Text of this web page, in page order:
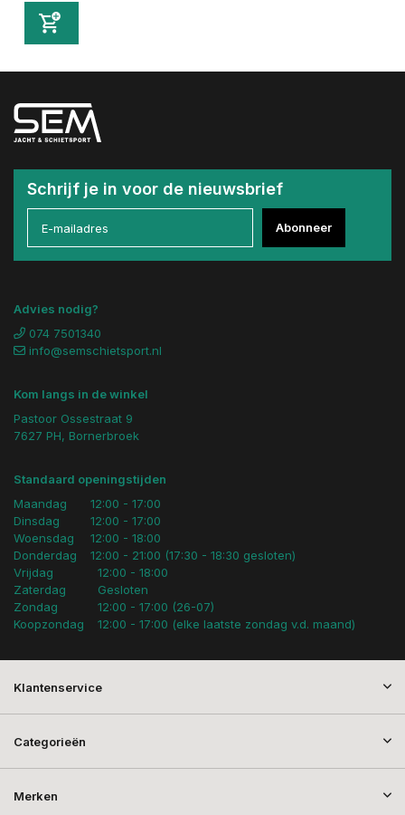
Schrijf je in voor de nieuwsbrief
Abonneer
Advies nodig?
074 7501340
info@semschietsport.nl
Kom langs in de winkel
Pastoor Ossestraat 9
7627 PH, Bornerbroek
Standaard openingstijden
Maandag
Dinsdag
Woensdag
Donderdag
12:00 - 17:00
12:00 - 17:00
12:00 - 18:00
12:00 - 21:00 (17:30 - 18:30 gesloten)
Vrijdag
Zaterdag
Zondag
Koopzondag
12:00 - 18:00
Gesloten
12:00 - 17:00 (26-07)
12:00 - 17:00 (elke laatste zondag v.d. maand)
Klantenservice
Categorieën
Merken